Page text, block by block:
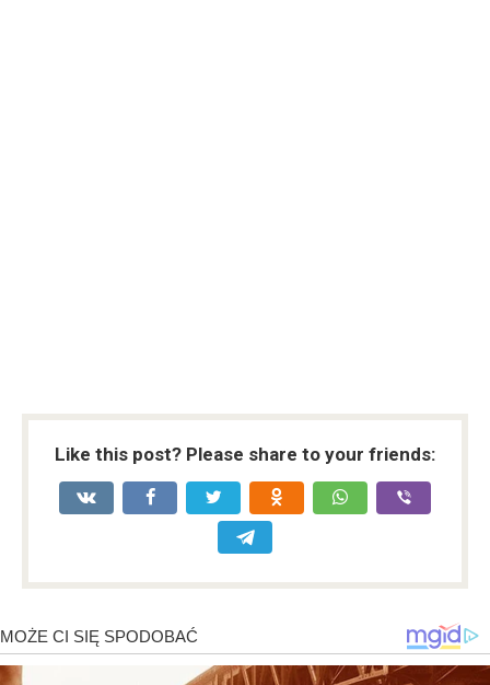
Like this post? Please share to your friends: